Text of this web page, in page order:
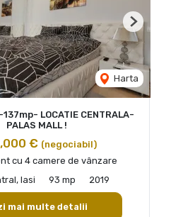
Harta
Next
137mp- LOCATIE CENTRALA-
PALAS MALL !
€ (negociabil)
cu 4 camere de vânzare
Iasi
93 mp 2019
mai multe detalii